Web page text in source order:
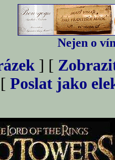
Nejen o
] [
[ Poslat jako